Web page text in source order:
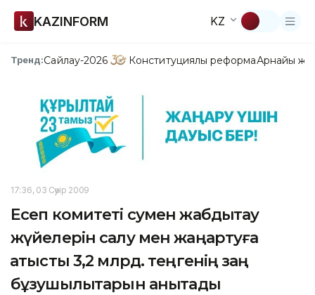
KAZINFORM KZ
Тренд:Сайлау-2026 Конституциялық реформаАрнайы
17:36, 03 Сәуір 2009
Есеп комитеті сумен жабдықтау
жүйелерін салу мен жаңартуға
қатысты 3,2 млрд. теңгенің заң
бұзушылықтарын анықтады